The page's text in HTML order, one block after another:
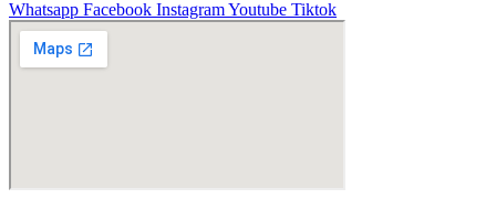
Whatsapp Facebook InstagramYoutube Tiktok